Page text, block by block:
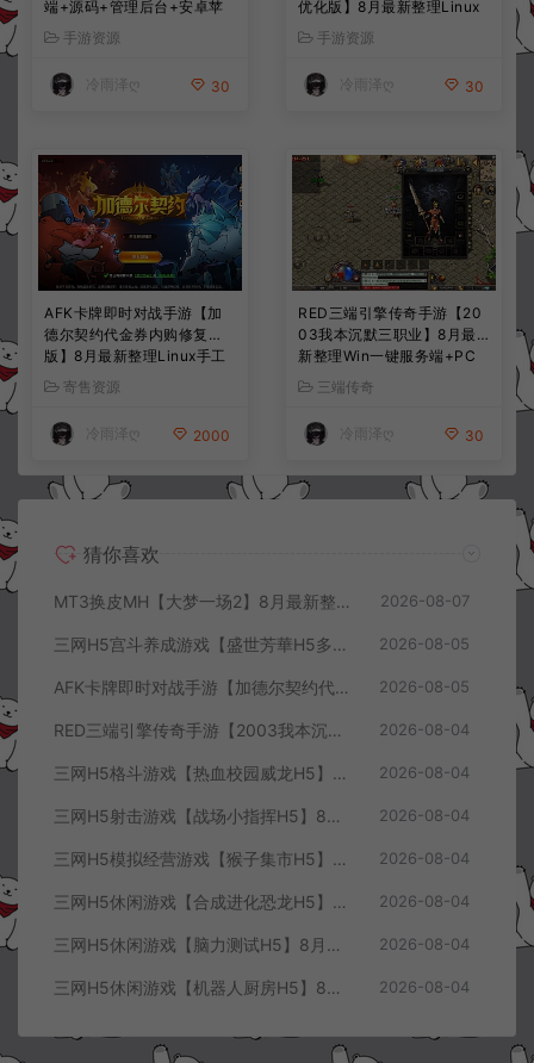
端+源码+管理后台+安卓苹
果双端+详细搭建教程+视频
教程
手游资源
冷雨泽ღ 30
优化版】8月最新整理Linux
手工服务端+CDK授权后台
+全资源安卓+详细搭建教程
+视频教程
手游资源
冷雨泽ღ 30
AFK卡牌即时对战手游【加
德尔契约代金券内购修复
版】8月最新整理Linux手工
服务端+前后端全套源码+CD
K授权后台+安卓苹果双端
+详细搭建教程+视频教程
寄售资源
冷雨泽ღ 2000
RED三端引擎传奇手游【20
03我本沉默三职业】8月最
新整理Win一键服务端+PC
安卓+详细搭建教程
三端传奇
冷雨泽ღ 30
猜你喜欢
MT3换皮MH【大梦一场2】8月最新整理Linux手工服务端+源码+管理后台+安卓苹果双端+详细搭建教程+视频教程 2026-08-07
三网H5宫斗养成游戏【盛世芳華H5多区跨服代金券内购优化版】8月最新整理Linux手工服务端+CDK授权后台+全资源安卓+详细搭建教程+视频教程 2026-08-05
AFK卡牌即时对战手游【加德尔契约代金券内购修复版】8月最新整理Linux手工服务端+前后端全套源码+CDK授权后台+安卓苹果双端+详细搭建教程+视频教程 2026-08-05
RED三端引擎传奇手游【2003我本沉默三职业】8月最新整理Win一键服务端+PC安卓+详细搭建教程 2026-08-04
三网H5格斗游戏【热血校园威龙H5】8月最新整理Linux手工服务端+Win一键服务端+解压即玩+简易安卓客户端+详细搭建教程 2026-08-04
三网H5射击游戏【战场小指挥H5】8月最新整理Linux手工服务端+Win一键服务端+解压即玩+简易安卓客户端+详细搭建教程 2026-08-04
三网H5模拟经营游戏【猴子集市H5】8月最新整理Linux手工服务端+Win一键服务端+解压即玩+简易安卓客户端+详细搭建教程 2026-08-04
三网H5休闲游戏【合成进化恐龙H5】8月最新整理Linux手工服务端+Win一键服务端+解压即玩+简易安卓客户端+详细搭建教程 2026-08-04
三网H5休闲游戏【脑力测试H5】8月最新整理Linux手工服务端+Win一键服务端+解压即玩+简易安卓客户端+详细搭建教程 2026-08-04
三网H5休闲游戏【机器人厨房H5】8月最新整理Linux手工服务端+Win一键服务端+解压即玩+简易安卓客户端+详细搭建教程 2026-08-04